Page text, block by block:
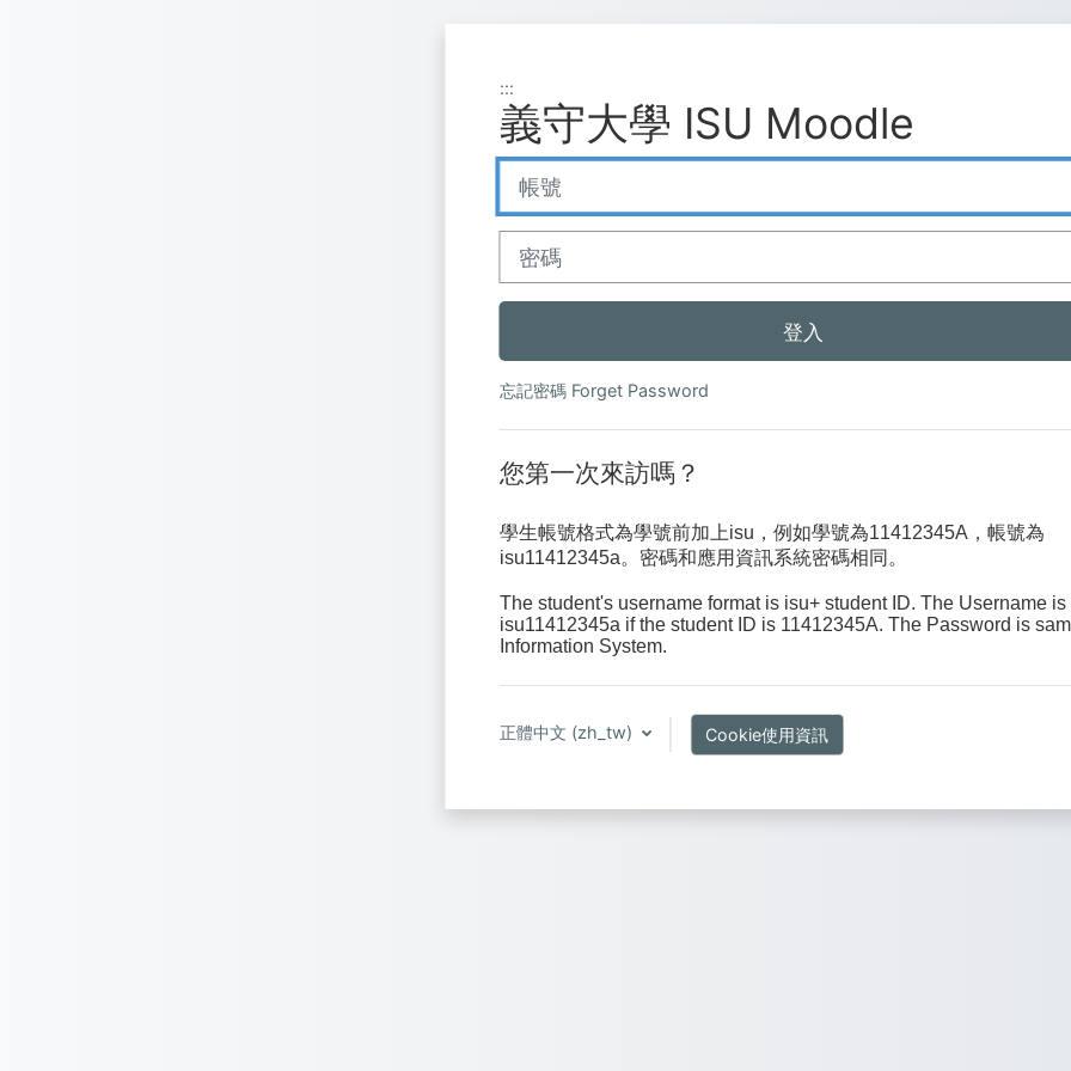
:::
義守大學 ISU Moodle
登入
忘記密碼 Forget Password
您第一次來訪嗎？
學生帳號格式為學號前加上isu，例如學號為11412345A，帳號為
isu11412345a。密碼和應用資訊系統密碼相同。
The student's username format is isu+ student ID. The Username is
isu11412345a if the student ID is 11412345A. The Password is
Information System.
正體中文 ‎(zh_tw)‎ Cookie使用資訊